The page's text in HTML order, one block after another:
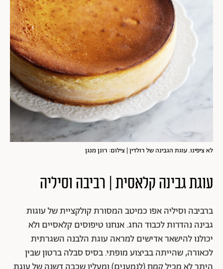
לא ציפינו. עוגת הגבינה של רולדין | צילום: רונן מנגן
עוגת גבינה קלאסית | רביבה וסיליה
ברביבה וסיליה אפו כמיטב המסורת קולקציית של עוגות
גבינה נהדרות לכבוד החג. אנחנו טיפוסים קלאסיים ולא
יכולנו להישאר אדישים למראה עוגת הלבנה השגרתית
לכאורה, שהייתה בביצוע מופתי. בסיס סבלה ברטון שבין